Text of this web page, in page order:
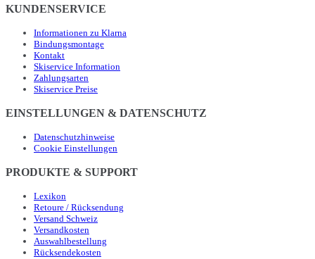
KUNDENSERVICE
Informationen zu Klarna
Bindungsmontage
Kontakt
Skiservice Information
Zahlungsarten
Skiservice Preise
EINSTELLUNGEN & DATENSCHUTZ
Datenschutzhinweise
Cookie Einstellungen
PRODUKTE & SUPPORT
Lexikon
Retoure / Rücksendung
Versand Schweiz
Versandkosten
Auswahlbestellung
Rücksendekosten